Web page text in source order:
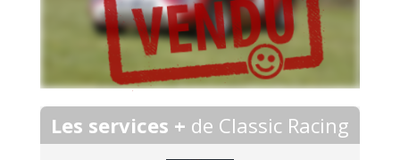
Les services + de Classic Racing